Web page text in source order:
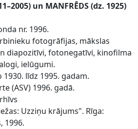
un MANFRĒDS (dz. 1925)
nr. 1996.
fotogrāfijas, mākslas
diapozitīvi, fotonegatīvi, kinofilma
ielūgumi.
līdz 1995. gadam.
(ASV) 1996. gadā.
Uzziņu krājums". Rīga:
1996.